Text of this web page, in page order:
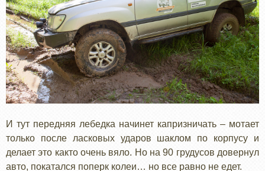
И тут передняя лебедка начинет капризничать – мотает
только после ласковых ударов шаклом по корпусу и
делает это както очень вяло. Но на 90 грудусов довернул
авто, покатался поперк колеи… но все равно не едет.